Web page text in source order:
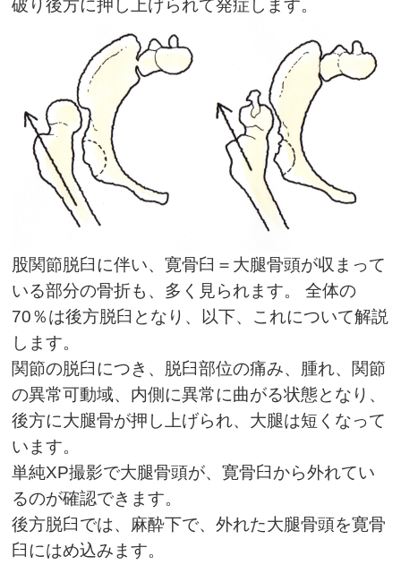
破り後方に押し上げられて発症します。
股関節脱臼に伴い、寛骨臼＝大腿骨頭が収まって
いる部分の骨折も、多く見られます。 全体の
70％は後方脱臼となり、以下、これについて解説
します。
関節の脱臼につき、脱臼部位の痛み、腫れ、関節
の異常可動域、内側に異常に曲がる状態となり、
後方に大腿骨が押し上げられ、大腿は短くなって
います。
単純XP撮影で大腿骨頭が、寛骨臼から外れてい
るのが確認できます。
後方脱臼では、麻酔下で、外れた大腿骨頭を寛骨
臼にはめ込みます。